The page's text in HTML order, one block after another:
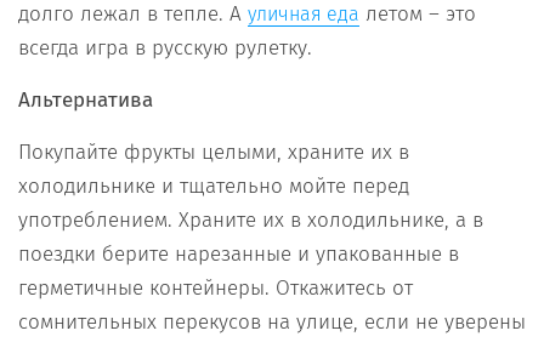
долго лежал в тепле. А уличная еда летом – это
всегда игра в русскую рулетку.
Альтернатива
Покупайте фрукты целыми, храните их в
холодильнике и тщательно мойте перед
употреблением. Храните их в холодильнике, а в
поездки берите нарезанные и упакованные в
герметичные контейнеры. Откажитесь от
сомнительных перекусов на улице, если не уверены